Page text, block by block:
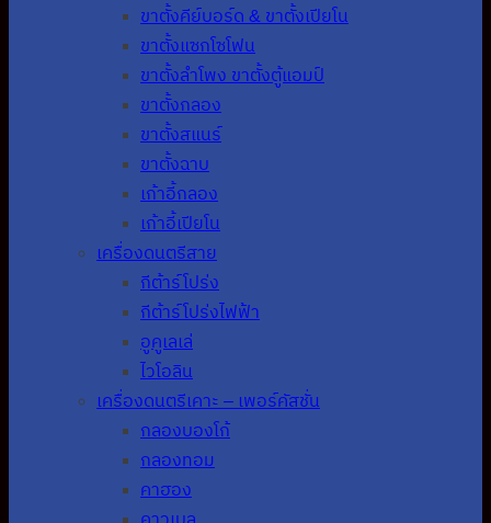
ขาตั้งคีย์บอร์ด & ขาตั้งเปียโน
ขาตั้งแซกโซโฟน
ขาตั้งลำโพง ขาตั้งตู้แอมป์
ขาตั้งกลอง
ขาตั้งสแนร์
ขาตั้งฉาบ
เก้าอี้กลอง
เก้าอี้เปียโน
เครื่องดนตรีสาย
กีต้าร์โปร่ง
กีต้าร์โปร่งไฟฟ้า
อูคูเลเล่
ไวโอลิน
เครื่องดนตรีเคาะ – เพอร์คัสชั่น
กลองบองโก้
กลองทอม
คาฮอง
คาวเบล